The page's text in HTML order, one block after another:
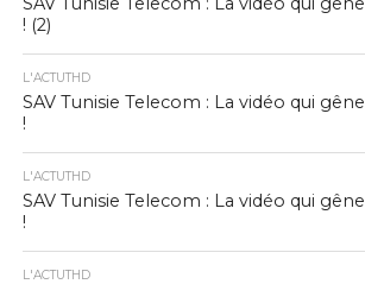
! (2)
L'ACTUTHD
SAV Tunisie Telecom : La vidéo qui gêne
!
L'ACTUTHD
SAV Tunisie Telecom : La vidéo qui gêne
!
L'ACTUTHD